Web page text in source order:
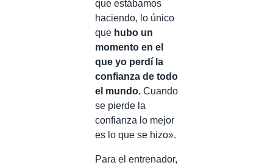
que estábamos
haciendo, lo único
que hubo un
momento en el
que yo perdí la
confianza de todo
el mundo. Cuando
se pierde la
confianza lo mejor
es lo que se hizo».
Para el entrenador,